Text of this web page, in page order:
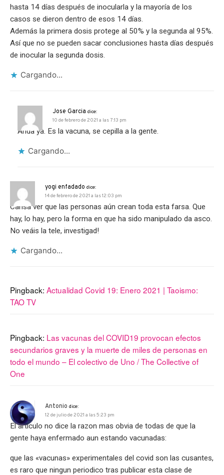
hasta 14 días después de inocularla y la mayoría de los
casos se dieron dentro de esos 14 días.
Además la primera dosis protege al 50% y la segunda al 95%.
Así que no se pueden sacar conclusiones hasta días después
de inocular la segunda dosis.
Cargando...
Jose Garcia dice:
10 de febrero de 2021 a las 7:13 pm
Anda ya. Es la vacuna, se cepilla a la gente.
Cargando...
yogi enfadado dice:
14 de febrero de 2021 a las 12:03 pm
Cansa ver que las personas aún crean toda esta farsa. Que
hay, lo hay, pero la forma en que ha sido manipulado da asco.
No veáis la tele, investigad!
Cargando...
Pingback: Actualidad Covid 19: Enero 2021 | Taoismo:
TAO TV
Pingback: Las vacunas del COVID19 provocan efectos
secundarios graves y la muerte de miles de personas en
todo el mundo – El colectivo de Uno / The Collective of
One
Antonio dice:
12 de julio de 2021 a las 5:23 pm
El articulo no dice la razon mas obvia de todas de que la
gente haya enfermado aun estando vacunadas:
que las «vacunas» experimentales del covid son las cusantes,
es raro que ningun periodico tras publicar esta clase de